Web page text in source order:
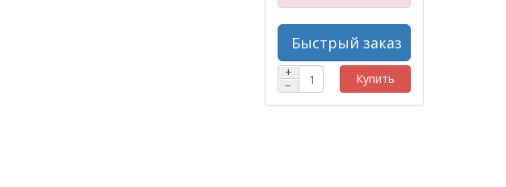
Быстрый заказ
+
−
Купить